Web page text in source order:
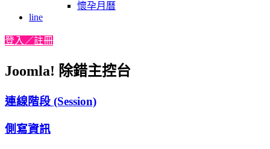
懷孕月曆
line
登入／註冊
Joomla! 除錯主控台
連線階段 (Session)
側寫資訊